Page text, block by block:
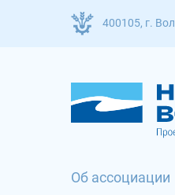
400105, г.
Об ассоциации